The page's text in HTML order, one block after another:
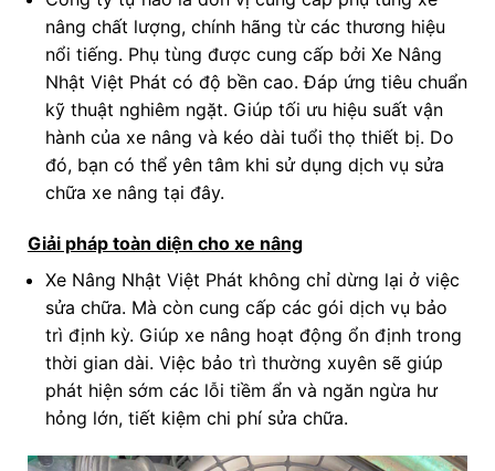
nâng chất lượng, chính hãng từ các thương hiệu
nổi tiếng. Phụ tùng được cung cấp bởi Xe Nâng
Nhật Việt Phát có độ bền cao. Đáp ứng tiêu chuẩn
kỹ thuật nghiêm ngặt. Giúp tối ưu hiệu suất vận
hành của xe nâng và kéo dài tuổi thọ thiết bị. Do
đó, bạn có thể yên tâm khi sử dụng dịch vụ sửa
chữa xe nâng tại đây.
Giải pháp toàn diện cho xe nâng
Xe Nâng Nhật Việt Phát không chỉ dừng lại ở việc
sửa chữa. Mà còn cung cấp các gói dịch vụ bảo
trì định kỳ. Giúp xe nâng hoạt động ổn định trong
thời gian dài. Việc bảo trì thường xuyên sẽ giúp
phát hiện sớm các lỗi tiềm ẩn và ngăn ngừa hư
hỏng lớn, tiết kiệm chi phí sửa chữa.